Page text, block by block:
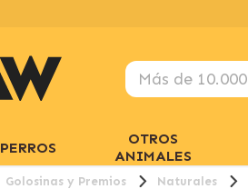
PERROS
OTROS
ANIMALES
Golosinas y Premios Naturales